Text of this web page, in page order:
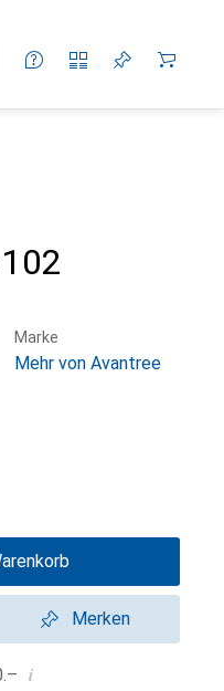
Marke
Mehr von Avantree
Merken
i